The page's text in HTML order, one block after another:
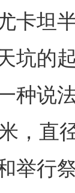
卡坦
坑的
种说
，直
举行